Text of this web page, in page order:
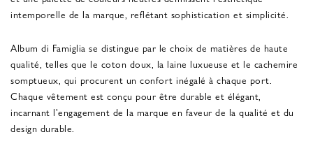
intemporelle de la marque, reflétant sophistication et simplicité.
Album di Famiglia se distingue par le choix de matières de haute
qualité, telles que le coton doux, la laine luxueuse et le cachemire
somptueux, qui procurent un confort inégalé à chaque port.
Chaque vêtement est conçu pour être durable et élégant,
incarnant l'engagement de la marque en faveur de la qualité et du
design durable.